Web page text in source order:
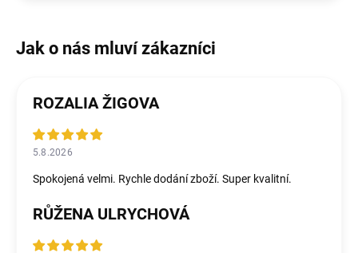
ROZALIA ŽIGOVA
5.8.2026
Spokojená velmi. Rychle dodání zboží. Super kvalitní.
RŮŽENA ULRYCHOVÁ